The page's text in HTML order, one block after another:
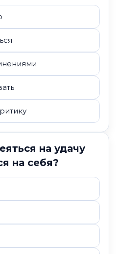
на удачу
на себя?